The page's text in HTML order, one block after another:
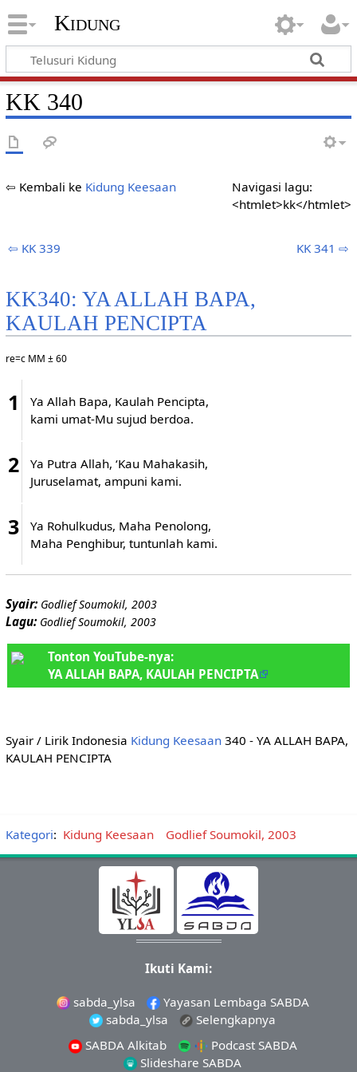
Kidung
KK 340
Navigasi lagu:
<htmlet>kk</htmlet>
⇦ Kembali ke Kidung Keesaan
⇦ KK 339 KK 341 ⇨
KK340: YA ALLAH BAPA,
KAULAH PENCIPTA
re=c MM ± 60
1
Ya Allah Bapa, Kaulah Pencipta,
kami umat-Mu sujud berdoa.
2
Ya Putra Allah, ‘Kau Mahakasih,
Juruselamat, ampuni kami.
3
Ya Rohulkudus, Maha Penolong,
Maha Penghibur, tuntunlah kami.
Syair: Godlief Soumokil, 2003
Lagu: Godlief Soumokil, 2003
Tonton YouTube-nya:
YA ALLAH BAPA, KAULAH PENCIPTA
Syair / Lirik Indonesia Kidung Keesaan340 - YA ALLAH BAPA,
KAULAH PENCIPTA
Kategori: Kidung Keesaan Godlief Soumokil, 2003
Ikuti Kami:
sabda_ylsa
Yayasan Lembaga SABDA
sabda_ylsa
Selengkapnya
SABDA Alkitab
Podcast SABDA
Slideshare SABDA